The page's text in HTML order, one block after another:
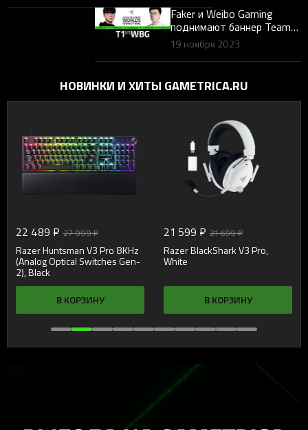
любимых мышей
Faker и Weibo Gaming
поднимают баннер Team
Razer на чемпионате мира
2023 года
19 ноября 2023
НОВИНКИ И ХИТЫ GAMETRICA.RU
22 489 ₽ 27 999 ₽
Razer Huntsman V3 Pro 8KHz
(Analog Optical Switches Gen-
2), Black
В КОРЗИНУ
21 599 ₽ 21 699 ₽
Razer BlackShark V3 Pro,
White
В КОРЗИНУ